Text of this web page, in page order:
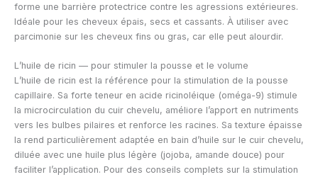
forme une barrière protectrice contre les agressions extérieures.
Idéale pour les cheveux épais, secs et cassants. À utiliser avec
parcimonie sur les cheveux fins ou gras, car elle peut alourdir.
L’huile de ricin — pour stimuler la pousse et le volume
L’huile de ricin est la référence pour la stimulation de la pousse
capillaire. Sa forte teneur en acide ricinoléique (oméga-9) stimule
la microcirculation du cuir chevelu, améliore l’apport en nutriments
vers les bulbes pilaires et renforce les racines. Sa texture épaisse
la rend particulièrement adaptée en bain d’huile sur le cuir chevelu,
diluée avec une huile plus légère (jojoba, amande douce) pour
faciliter l’application. Pour des conseils complets sur la stimulation